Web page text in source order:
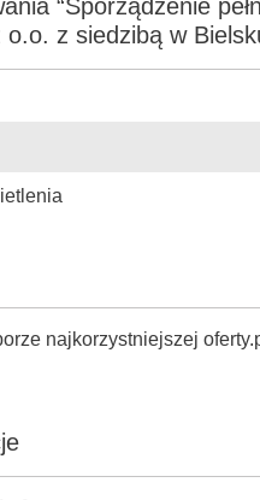
“Sporządzenie
z siedzibą w
najkorzystniejszej